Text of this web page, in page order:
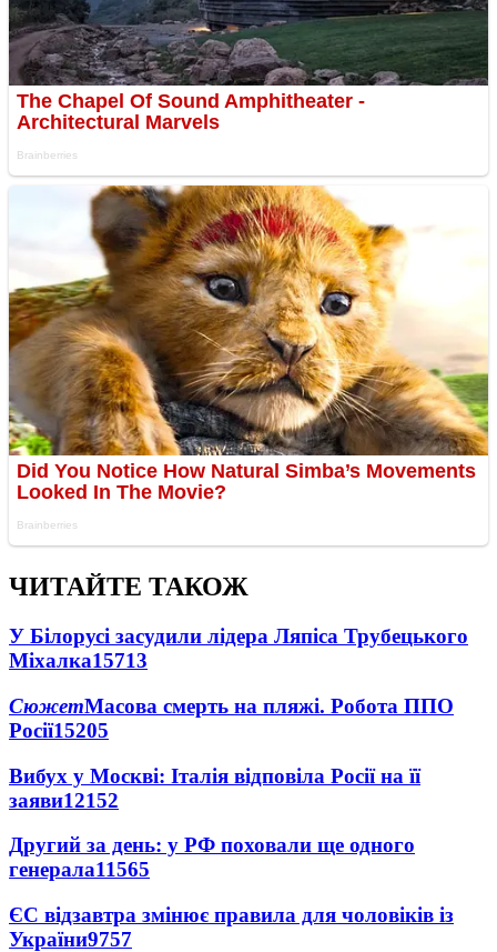
ЧИТАЙТЕ ТАКОЖ
У Білорусі засудили лідера Ляпіса Трубецького
Міхалка15713
СюжетМасова смерть на пляжі. Робота ППО
Росії15205
Вибух у Москві: Італія відповіла Росії на її
заяви12152
Другий за день: у РФ поховали ще одного
генерала11565
ЄС відзавтра змінює правила для чоловіків із
України9757